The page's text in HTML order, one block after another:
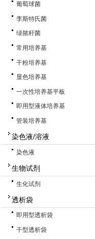
葡萄球菌
李斯特氏菌
绿脓杆菌
常用培养基
干粉培养基
显色培养基
一次性培养基平板
即用型液体培养基
管装培养基
染色液/溶液
染色液
生物试剂
生化试剂
透析袋
即用型透析袋
干型透析袋